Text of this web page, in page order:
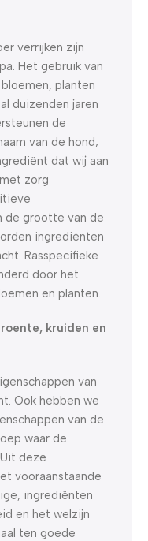
verrijken zijn
Het gebruik van
planten
duizenden jaren
de
van de hond,
dat wij aan
zorg
de grootte van de
ingrediënten
Rasspecifieke
door het
en planten.
kruiden en
van
Ook hebben we
van de
waar de
deze
vooraanstaande
ingrediënten
en het welzijn
ten goede